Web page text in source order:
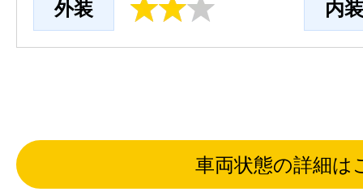
外装 内装
車両状態の詳細は